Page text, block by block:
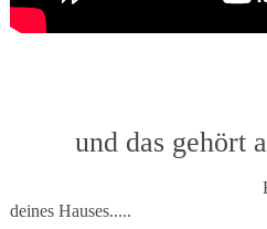
und das gehört
deines Hauses.....